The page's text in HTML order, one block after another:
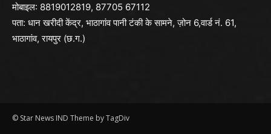
मोबाइल: 8819012819, 87705 67112
पता: धान खरीदी केंद्र, भाठागांव पानी टंकी के सामने, ज़ोन 6,वार्ड नं. 61,
भाठागांव, रायपुर (छ.ग.)
© Star News IND Theme by TagDiv